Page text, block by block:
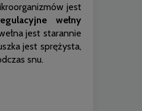
jest
wełny
jest starannie
jest sprężysta,
snu.